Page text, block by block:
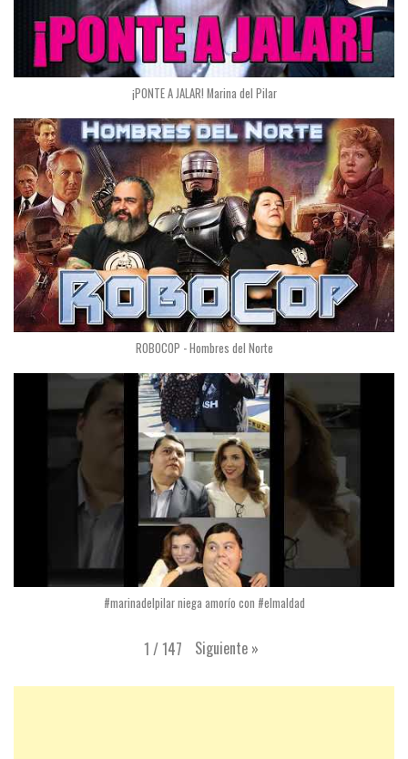
¡PONTE A JALAR! Marina del Pilar
ROBOCOP - Hombres del Norte
#marinadelpilar niega amorío con #elmaldad
1 /147 Siguiente »